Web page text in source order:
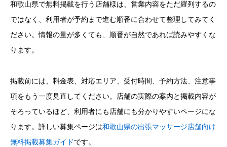
和歌山県で無料掲載を行う店舗様は、営業内容をただ羅列するの
ではなく、利用者が予約まで進む順番に合わせて整理してみてく
ださい。情報の量が多くても、順番が自然であれば読みやすくな
ります。
掲載前には、料金表、対応エリア、受付時間、予約方法、注意事
項をもう一度見直してください。店舗の実際の案内と掲載内容が
そろっているほど、利用者にも店舗にも分かりやすいページにな
ります。詳しい募集ページは和歌山県の出張マッサージ店舗向け
無料掲載募集ガイド です。